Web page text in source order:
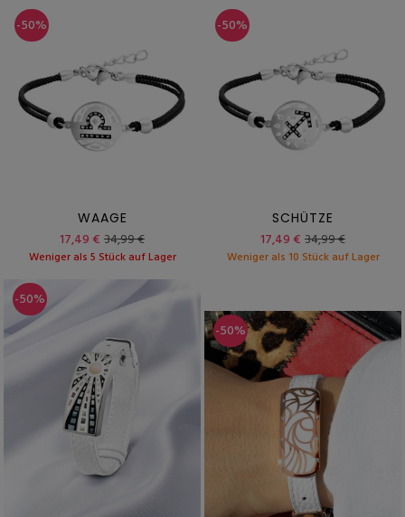
-50%
WAAGE
17,49 € 34,99 €
Weniger als 5 Stück auf Lager
-50%
SCHÜTZE
17,49 € 34,99 €
Weniger als 10 Stück auf Lager
-50%
-50%